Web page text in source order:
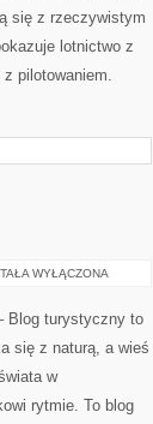
się z rzeczywistym
lotnictwo z
pilotowaniem.
WYŁĄCZONA
Blog turystyczny to
się z naturą, a wieś
w
rytmie. To blog